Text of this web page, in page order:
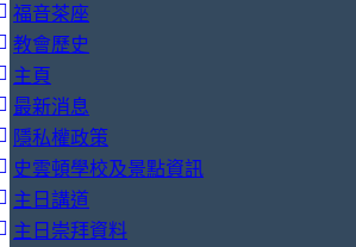
福音茶座
教會歷史
主頁
最新消息
隱私權政策
史雲頓學校及景點資訊
主日講道
主日崇拜資料